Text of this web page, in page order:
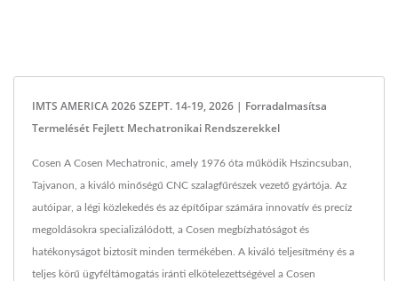
IMTS AMERICA 2026 SZEPT. 14-19, 2026 | Forradalmasítsa
Termelését Fejlett Mechatronikai Rendszerekkel
Cosen A Cosen Mechatronic, amely 1976 óta működik Hszincsuban,
Tajvanon, a kiváló minőségű CNC szalagfűrészek vezető gyártója. Az
autóipar, a légi közlekedés és az építőipar számára innovatív és precíz
megoldásokra specializálódott, a Cosen megbízhatóságot és
hatékonyságot biztosít minden termékében. A kiváló teljesítmény és a
teljes körű ügyféltámogatás iránti elkötelezettségével a Cosen